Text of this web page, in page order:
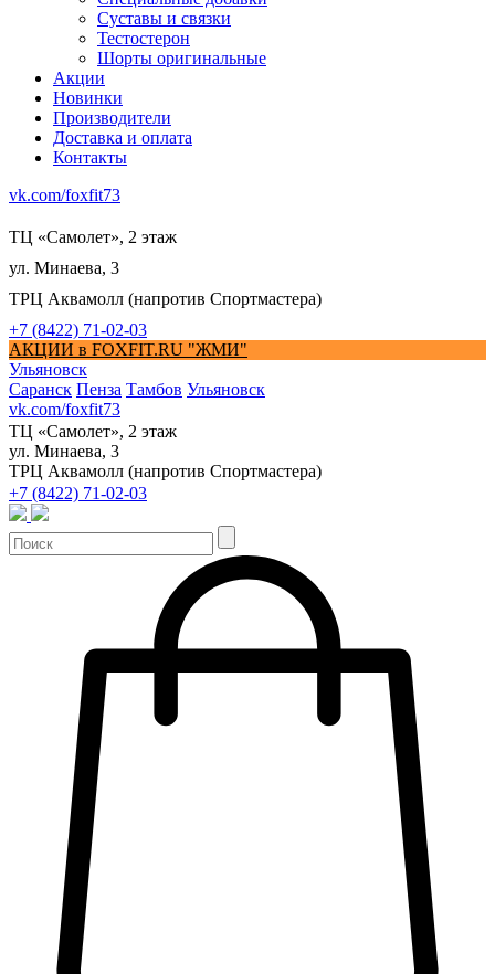
Суставы и связки
Тестостерон
Шорты оригинальные
Акции
Новинки
Производители
Доставка и оплата
Контакты
vk.com/foxfit73
ТЦ «Самолет», 2 этаж
ул. Минаева, 3
ТРЦ Аквамолл (напротив Спортмастера)
+7 (8422) 71-02-03
АКЦИИ в FOXFIT.RU "ЖМИ"
Ульяновск
Саранск Пенза Тамбов Ульяновск
vk.com/foxfit73
ТЦ «Самолет», 2 этаж
ул. Минаева, 3
ТРЦ Аквамолл (напротив Спортмастера)
+7 (8422) 71-02-03